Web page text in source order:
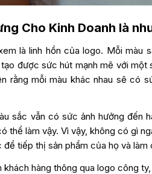
Cho Kinh Doanh là
là linh hồn của logo. Mỗi màu
được sức hút mạnh mẽ với
rằng mỗi màu khác nhau sẽ có
sắc vẫn có sức ảnh hưởng đến
thể làm vậy. Vì vậy, không có gì
để tiếp thị sản phẩm của họ và
khách hàng thông qua logo công